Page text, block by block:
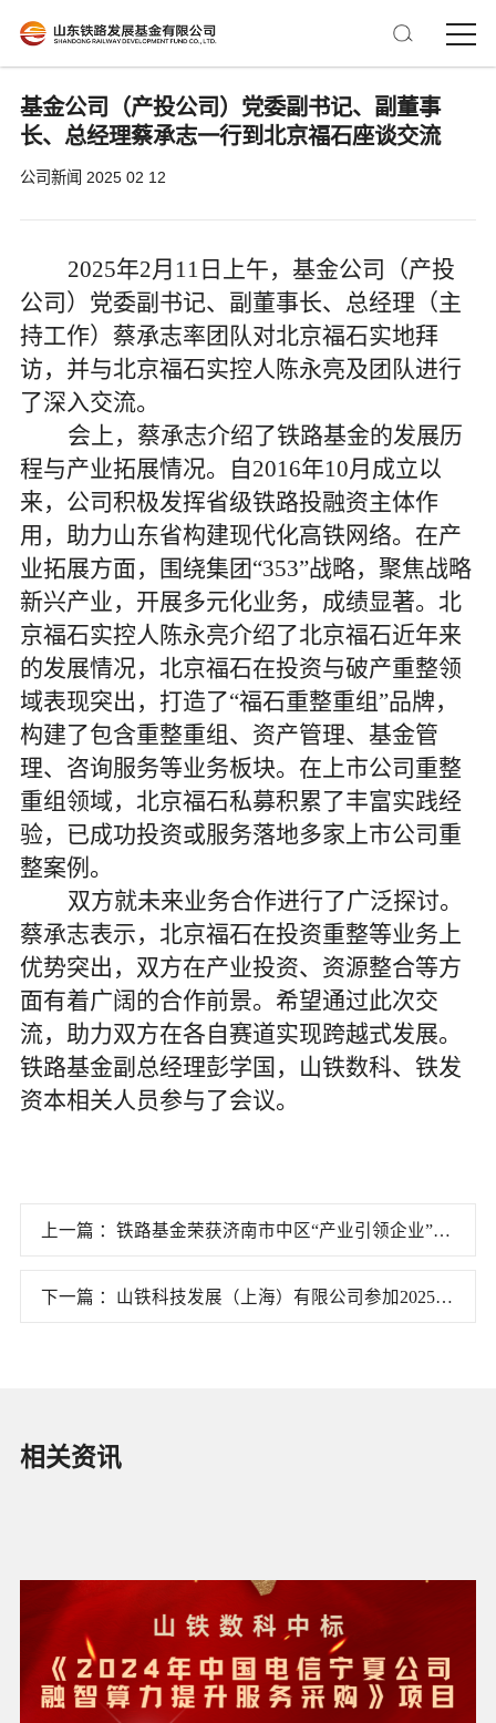
基金公司（产投公司）党委副书记、副董事
长、总经理蔡承志一行到北京福石座谈交流
公司新闻 2025 02 12
2025年2月11日上午，基金公司（产投
公司）党委副书记、副董事长、总经理 （主
持工作） 蔡承志率团队对北京福石实地拜
访，并与北京福石实控人陈永亮及团队进行
了深入交流。
会上，蔡承志介绍了铁路基金的发展历
程与产业拓展情况。自2016年10月成立以
来，公司积极发挥省级铁路投融资主体作
用，助力山东省构建现代化高铁网络。在产
业拓展方面，围绕集团“353”战略，聚焦战略
新兴产业，开展多元化业务，成绩显著。 北
京福石实控人陈永亮介绍了北京福石近年来
的发展情况，北京福石在投资与破产重整领
域表现突出，打造了“福石重整重组”品牌，
构建了包含重整重组、资产管理、基金管
理、咨询服务等业务板块。在上市公司重整
重组领域，北京福石私募积累了丰富实践经
验，已成功投资或服务落地多家上市公司重
整案例。
双方就未来业务合作进行了广泛探讨。
蔡承志表示，北京福石在投资重整等业务上
优势突出，双方在产业投资、资源整合等方
面有着广阔的合作前景。希望通过此次交
流，助力双方在各自赛道实现跨越式发展。
铁路基金副总经理彭学国，山铁数科、铁发
资本相关人员参与了会议。
上一篇 ：铁路基金荣获济南市中区“产业引领企业”称
下一篇 ：山铁科技发展（上海）有限公司参加2025年
相关资讯